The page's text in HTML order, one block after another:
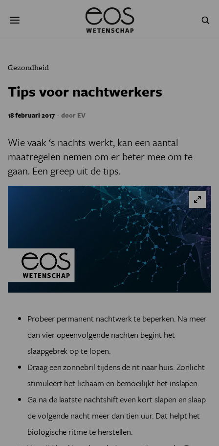
naar
NATUURWETENSCHAPPEN
PODCAST
JONGE UITDAGERS
Gezondheid
Tips voor nachtwerkers
18 februari 2017 - door EV
Wie vaak ‘s nachts werkt, kan een aantal
maatregelen nemen om er beter mee om te
gaan. Een greep uit de tips.
Probeer permanent nachtwerk te beperken. Na meer
dan vier opeenvolgende nachten begint het
slaapgebrek op te lopen.
Draag een zonnebril tijdens de rit naar huis. Zonlicht
stimuleert het lichaam en bemoeilijkt het inslapen.
Ga na de laatste nachtshift even kort slapen en slaap
de volgende nacht meer dan tien uur. Dat helpt het
biologische ritme te herstellen.